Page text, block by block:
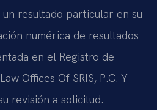
resultado particular en su
numérica de resultados
en el Registro de
Offices Of SRIS, P.C. Y
revisión a solicitud.